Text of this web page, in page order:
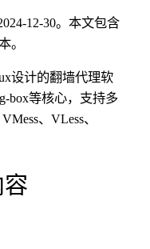
12-30。本文包含
。
设计的翻墙代理软
box等核心，支持多
、VLess、